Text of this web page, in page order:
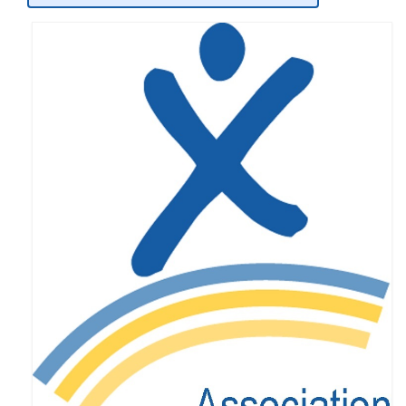
Défendre ses droits
Veiller à sa santé
Lui trouver des activités de loisir
Lui trouver des activités de jour
Lui trouver un hébergement
Espace Entourage
Espace Professionnels
Première ligne
Médecins
Paramédicaux